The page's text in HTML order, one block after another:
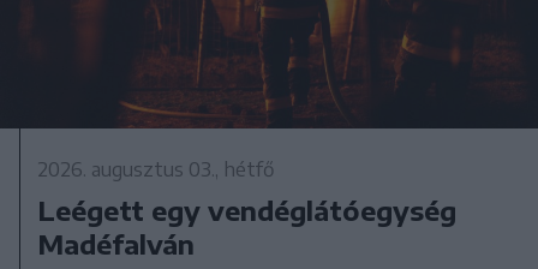
2026. augusztus 03., hétfő
Leégett egy vendéglátóegység
Madéfalván